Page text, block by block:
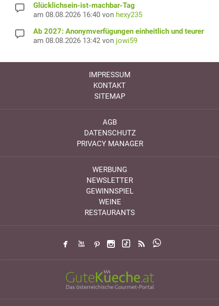
Glücklichsein-ist-machbar-Tag
am 08.08.2026 16:40 von hexy235
Ab 2027: Anonymverfügungen einheitlich und teurer
am 08.08.2026 13:42 von jowi59
IMPRESSUM
KONTAKT
SITEMAP
AGB
DATENSCHUTZ
PRIVACY MANAGER
WERBUNG
NEWSLETTER
GEWINNSPIEL
WEINE
RESTAURANTS